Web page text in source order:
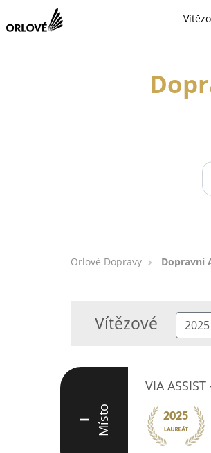
Orlové Dopravy Dopravní
Vítězové 2025
I Místo
VIA